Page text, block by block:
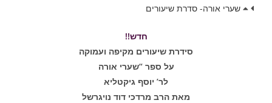
שערי אורה- סדרת שיעורים
חדש!!
סידרת שיעורים מקיפה ועמוקה
על ספר “שערי אורה
לר’ יוסף גיקטליא
מאת הרב מרדכי דוד נויגרשל